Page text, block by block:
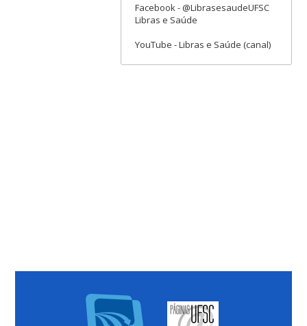
Facebook - @LibrasesaudeUFSC
Libras e Saúde
YouTube - Libras e Saúde (canal)